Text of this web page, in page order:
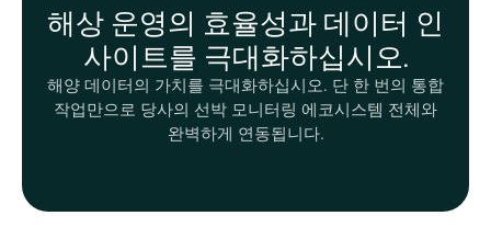
해상 운영의 효율성과 데이터 인
사이트를 극대화하십시오.
해양 데이터의 가치를 극대화하십시오. 단 한 번의 통합
작업만으로 당사의 선박 모니터링 에코시스템 전체와
완벽하게 연동됩니다.